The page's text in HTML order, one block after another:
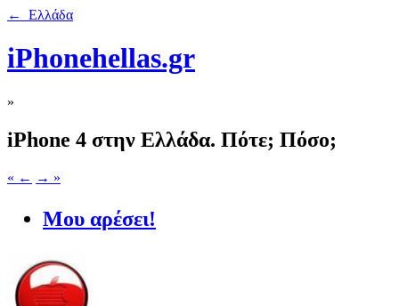
← Ελλάδα
iPhonehellas.gr
»
iPhone 4 στην Ελλάδα. Πότε; Πόσο;
« ← → »
Μου αρέσει!